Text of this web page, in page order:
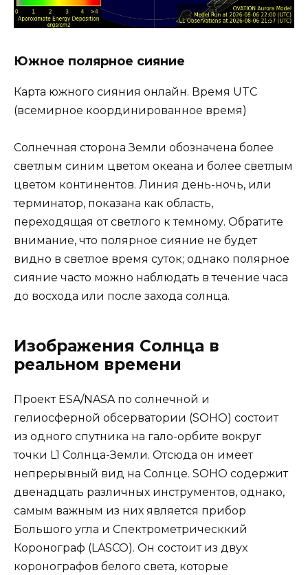
Южное полярное сияние
Карта южного сияния онлайн. Время UTC
(всемирное координированное время)
Солнечная сторона Земли обозначена более
светлым синим цветом океана и более светлым
цветом континентов. Линия день-ночь, или
терминатор, показана как область,
переходящая от светлого к темному. Обратите
внимание, что полярное сияние не будет
видно в светлое время суток; однако полярное
сияние часто можно наблюдать в течение часа
до восхода или после захода солнца.
Изображения Солнца в
реальном времени
Проект ESA/NASA по солнечной и
гелиосферной обсерватории (SOHO) состоит
из одного спутника на гало-орбите вокруг
точки L1 Солнца-Земли. Отсюда он имеет
непрерывный вид на Солнце. SOHO содержит
двенадцать различных инструментов, однако,
самым важным из них является прибор
Большого угла и Спектрометрическкий
Коронограф (LASCO). Он состоит из двух
коронографов белого света, которые